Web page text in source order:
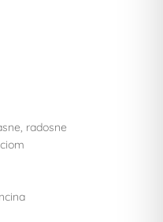
radosne